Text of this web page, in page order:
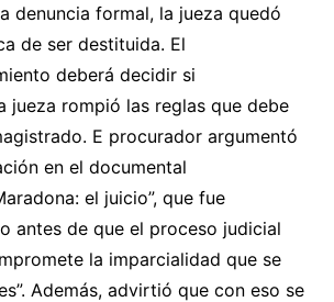
denuncia formal, la jueza quedó
de ser destituida. El
deberá decidir si
jueza rompió las reglas que debe
E procurador argumentó
en el documental
el juicio”, que fue
antes de que el proceso judicial
la imparcialidad que se
Además, advirtió que con eso se